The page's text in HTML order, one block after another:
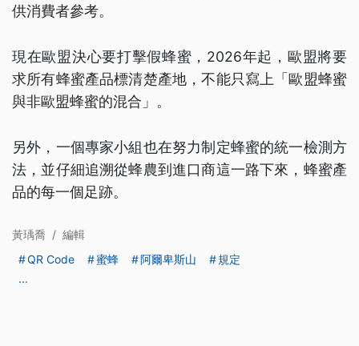
供消費者參考。
現在歐盟決心要打擊假蜂蜜，2026年起，歐盟將要
求所有蜂蜜產品標清楚產地，不能只寫上「歐盟蜂蜜
與非歐盟蜂蜜的混合」。
另外，一個專家小組也在努力制定蜂蜜的統一檢測方
法，並仔細追溯從蜂農到進口商這一路下來，蜂蜜產
品的每一個足跡。
黃瑀喬 / 編輯
QR Code
蜜蜂 阿爾卑斯山
規定
...